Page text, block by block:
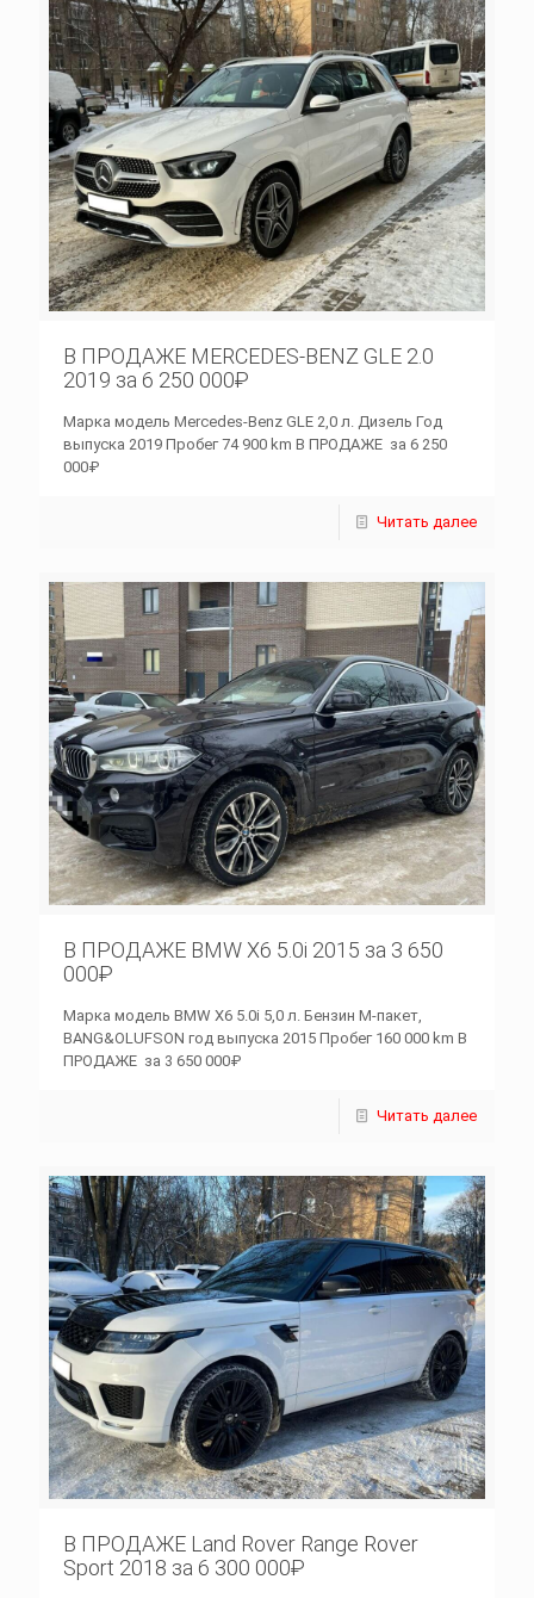
В ПРОДАЖЕ MERCEDES-BENZ GLE 2.0
2019 за 6 250 000₽
Марка модель Mercedes-Benz GLE 2,0 л. Дизель Год
выпуска 2019 Пробег 74 900 km В ПРОДАЖЕ за 6 250
000₽
Читать далее
В ПРОДАЖЕ BMW X6 5.0i 2015 за 3 650
000₽
Марка модель BMW X6 5.0i 5,0 л. Бензин M-пакет,
BANG&OLUFSON год выпуска 2015 Пробег 160 000 km В
ПРОДАЖЕ за 3 650 000₽
Читать далее
В ПРОДАЖЕ Land Rover Range Rover
Sport 2018 за 6 300 000₽